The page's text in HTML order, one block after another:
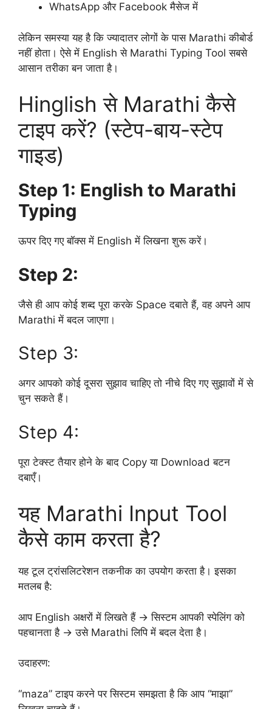
WhatsApp और Facebook मैसेज में
लेकिन समस्या यह है कि ज्यादातर लोगों के पास Marathi कीबोर्ड
नहीं होता। ऐसे में English से Marathi Typing Tool सबसे
आसान तरीका बन जाता है।
Hinglish से Marathi कैसे
टाइप करें? (स्टेप-बाय-स्टेप
गाइड)
Step 1: English to Marathi
Typing
ऊपर दिए गए बॉक्स में English में लिखना शुरू करें।
Step 2:
जैसे ही आप कोई शब्द पूरा करके Space दबाते हैं, वह अपने आप
Marathi में बदल जाएगा।
Step 3:
अगर आपको कोई दूसरा सुझाव चाहिए तो नीचे दिए गए सुझावों में से
चुन सकते हैं।
Step 4:
पूरा टेक्स्ट तैयार होने के बाद Copy या Download बटन
दबाएँ।
यह Marathi Input Tool
कैसे काम करता है?
यह टूल ट्रांसलिटरेशन तकनीक का उपयोग करता है। इसका
मतलब है:
आप English अक्षरों में लिखते हैं → सिस्टम आपकी स्पेलिंग को
पहचानता है → उसे Marathi लिपि में बदल देता है।
उदाहरण:
“maza” टाइप करने पर सिस्टम समझता है कि आप “माझा”